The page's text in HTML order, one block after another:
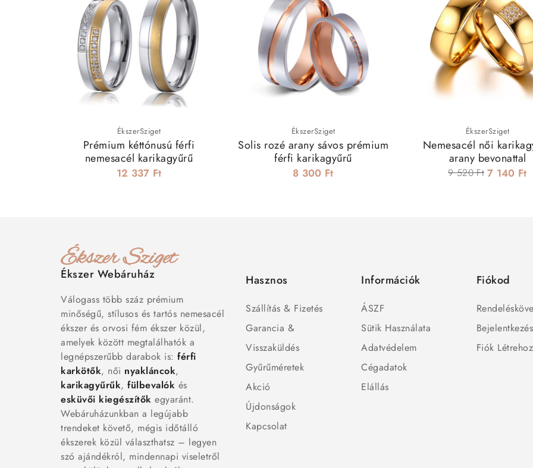
ÉkszerSziget
Prémium kéttónusú férfi
nemesacél karikagyűrű
12 337 Ft
ÉkszerSziget
Solis rozé arany sávos prémium
férfi karikagyűrű
8 300 Ft
ÉkszerSziget
Nemesacél női
arany bevonattal
9 520 Ft 7 140 Ft
Ékszer Webáruház
Válogass több száz prémium
minőségű, stílusos és tartós nemesacél
ékszer és orvosi fém ékszer közül,
amelyek között megtalálhatók a
legnépszerűbb darabok is: férfi
karkötők, női nyakláncok,
karikagyűrűk, fülbevalók és
esküvői kiegészítők egyaránt.
Webáruházunkban a legújabb
trendeket követő, mégis időtálló
ékszerek közül választhatsz – legyen
szó ajándékról, mindennapi viseletről
Hasznos
Szállítás & Fizetés
Garancia &
Visszaküldés
Gyűrűméretek
Akció
Újdonságok
Kapcsolat
Információk
ÁSZF
Sütik Használata
Adatvédelem
Cégadatok
Elállás
Fiókod
Bejelentkezés
Fiók